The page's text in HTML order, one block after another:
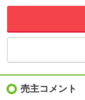
売主コメント